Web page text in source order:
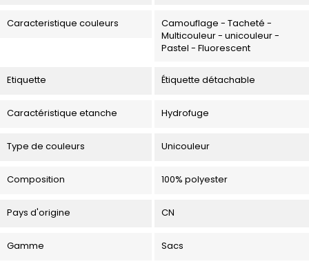
Caracteristique couleurs
Camouflage - Tacheté -
Multicouleur - unicouleur -
Pastel - Fluorescent
Etiquette Étiquette détachable
Caractéristique etanche Hydrofuge
Type de couleurs Unicouleur
Composition 100% polyester
Pays d'origine CN
Gamme Sacs